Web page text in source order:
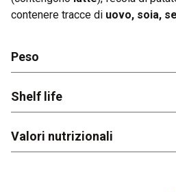
contenere tracce di uovo, soia,
Peso
Shelf life
Valori nutrizionali